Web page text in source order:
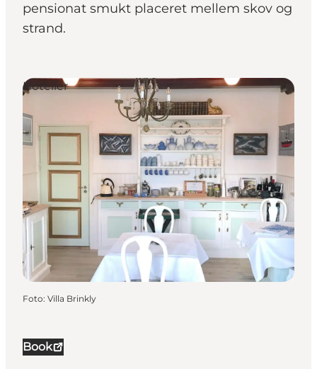
pensionat smukt placeret mellem skov og
strand.
Book
Hoteller
Foto: Villa Brinkly